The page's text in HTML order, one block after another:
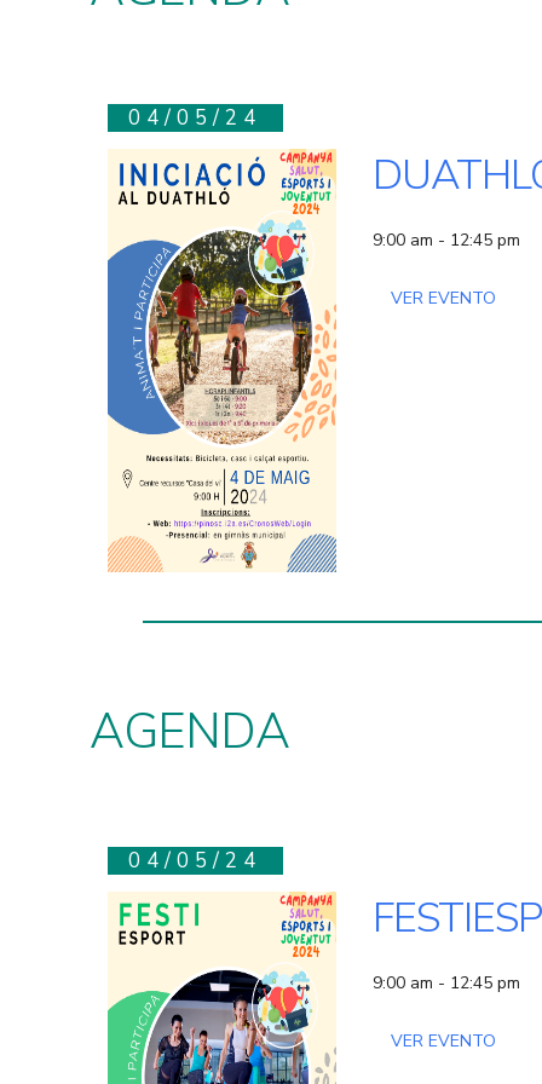
04/05/24
9:00 am - 12:45 pm
VER EVENTO
AGENDA
04/05/24
9:00 am - 12:45 pm
VER EVENTO